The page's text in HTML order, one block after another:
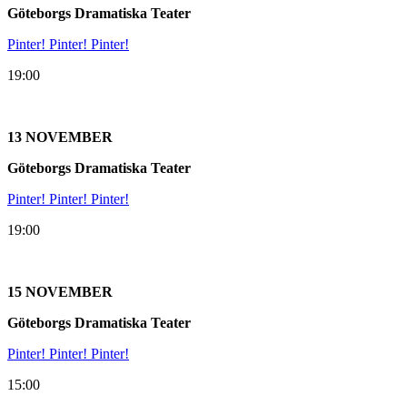
Göteborgs Dramatiska Teater
Pinter! Pinter! Pinter!
19:00
13 NOVEMBER
Göteborgs Dramatiska Teater
Pinter! Pinter! Pinter!
19:00
15 NOVEMBER
Göteborgs Dramatiska Teater
Pinter! Pinter! Pinter!
15:00